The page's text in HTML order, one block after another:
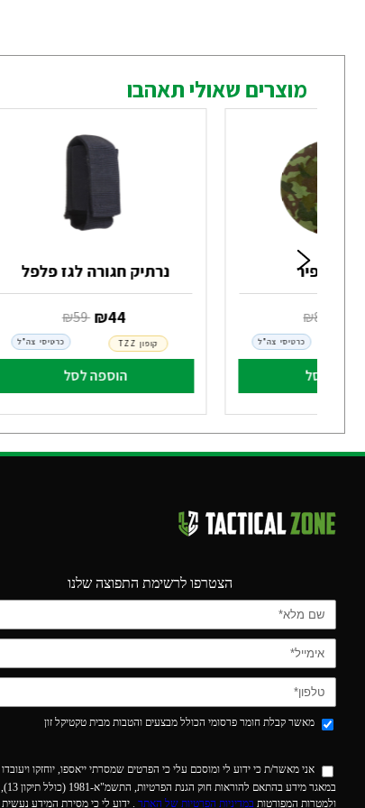
מוצרים שאולי תאהבו
כפיר
89
לסל
כרטיסי צה"ל
נרתיק חגורה לגז פלפל
‏ ₪
59 ‏ ₪
44
הוספה לסל
כרטיסי צה"ל קופון TZZ
הצטרפו לרשימת התפוצה שלנו
מאשר קבלת חומר פרסומי הכולל מבצעים והטבות מבית טקטיקל זון
אני מאשר/ת כי ידוע לי ומוסכם עלי כי הפרטים שמסרתי ייאספו, יוחזקו ויעובדו
במאגר מידע בהתאם להוראות חוק הגנת הפרטיות, התשמ"א-1981 (כולל תיקון 13),
ולמטרות המפורטות במדיניות הפרטיות של האתר . ידוע לי כי מסירת המידע נעשית